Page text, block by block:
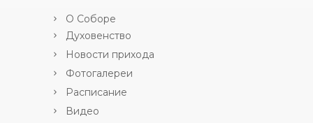
О Соборе
Духовенство
Новости прихода
Фотогалереи
Расписание
Видео